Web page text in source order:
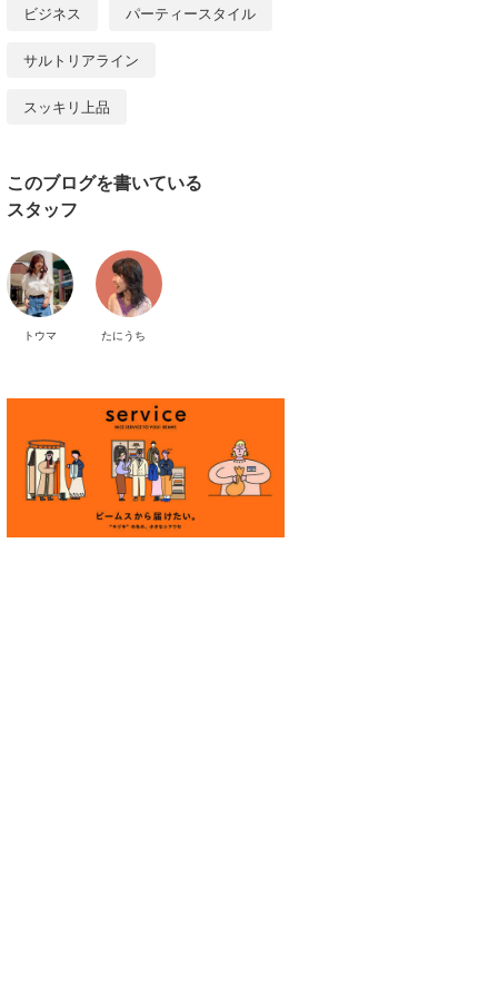
ビジネス パーティースタイル
サルトリアライン
スッキリ上品
このブログを書いている
スタッフ
トウマ たにうち